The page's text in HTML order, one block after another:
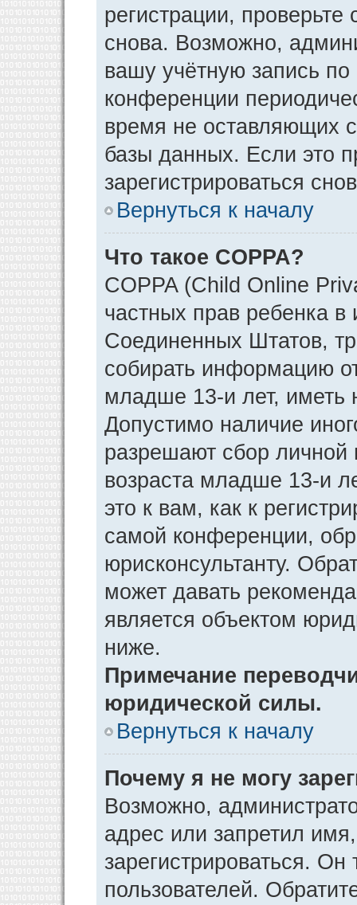
регистрации,
снова. Возможно,
вашу учётную запись
конференции
время не оставляющих
базы данных. Если это
зарегистрироваться
Вернуться к началу
Что такое COPPA?
COPPA (Child Online
частных прав ребенка в
Соединенных Штатов,
собирать информацию
младше 13-и лет, иметь
Допустимо наличие
разрешают сбор
возраста младше 13-и
это к вам, как к
самой конференции,
юрисконсультанту.
может давать
является объектом
ниже.
Примечание
юридической силы.
Вернуться к началу
Почему я не могу
Возможно,
адрес или запретил
зарегистрироваться.
пользователей.